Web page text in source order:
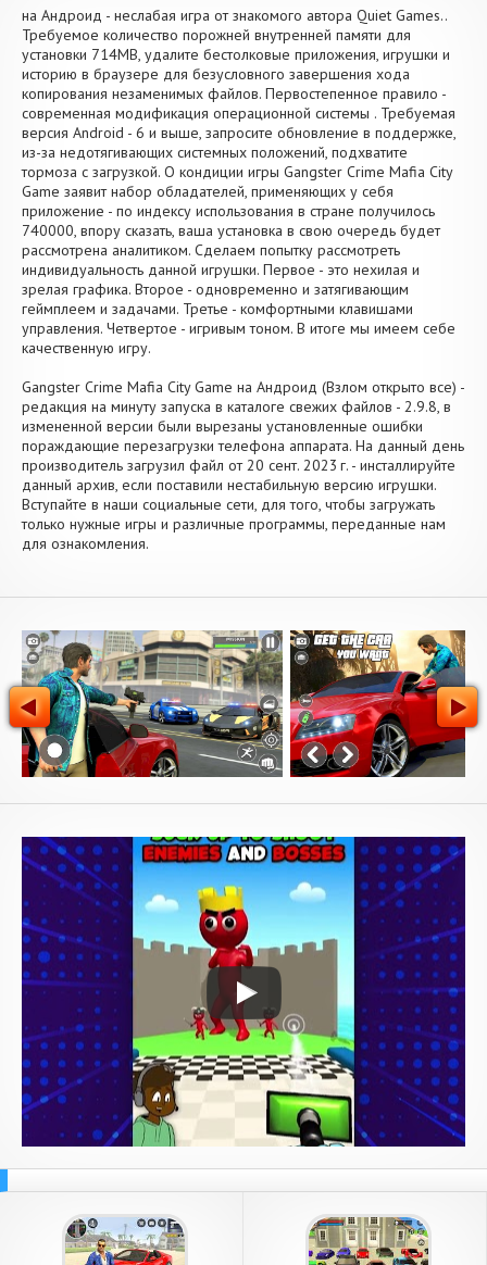
на Андроид - неслабая игра от знакомого автора Quiet Games..
Требуемое количество порожней внутренней памяти для
установки 714MB, удалите бестолковые приложения, игрушки и
историю в браузере для безусловного завершения хода
копирования незаменимых файлов. Первостепенное правило -
современная модификация операционной системы . Требуемая
версия Android - 6 и выше, запросите обновление в поддержке,
из-за недотягивающих системных положений, подхватите
тормоза с загрузкой. О кондиции игры Gangster Crime Mafia City
Game заявит набор обладателей, применяющих у себя
приложение - по индексу использования в стране получилось
740000, впору сказать, ваша установка в свою очередь будет
рассмотрена аналитиком. Сделаем попытку рассмотреть
индивидуальность данной игрушки. Первое - это нехилая и
зрелая графика. Второе - одновременно и затягивающим
геймплеем и задачами. Третье - комфортными клавишами
управления. Четвертое - игривым тоном. В итоге мы имеем себе
качественную игру.
Gangster Crime Mafia City Game на Андроид (Взлом открыто все) -
редакция на минуту запуска в каталоге свежих файлов - 2.9.8, в
измененной версии были вырезаны установленные ошибки
пораждающие перезагрузки телефона аппарата. На данный день
производитель загрузил файл от 20 сент. 2023 г. - инсталлируйте
данный архив, если поставили нестабильную версию игрушки.
Вступайте в наши социальные сети, для того, чтобы загружать
только нужные игры и различные программы, переданные нам
для ознакомления.